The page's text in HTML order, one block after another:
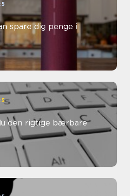
spare dig penge i
den rigtige bærbare